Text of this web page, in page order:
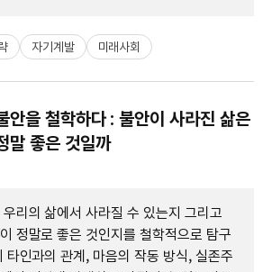
자기계발 미래사회
안을 철학하다 : 불안이 사라진 삶은
말 좋은 것일까
리의 삶에서 사라질 수 있는지 그리고
정말로 좋은 것인지를 철학적으로 탐구
타인과의 관계, 마음의 작동 방식, 실존주